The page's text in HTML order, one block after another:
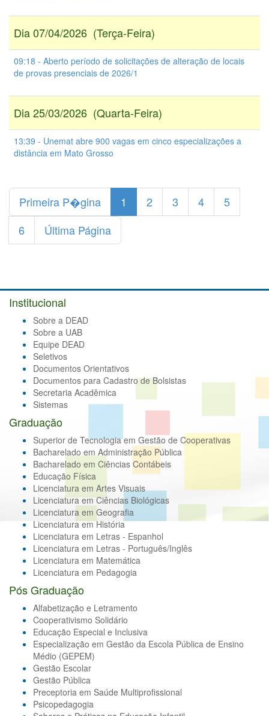
Dia 07/04/2026 (Terça-Feira)
09:18 - Aberto período de solicitações de alteração de locais
de provas presenciais de 2026/1
Dia 25/03/2026 (Quarta-Feira)
13:39 - Unemat abre 900 vagas em cinco especializações a
distância em Mato Grosso
Primeira P�gina 1 2 3 4
5
6
Última Página
Institucional
Sobre a DEAD
Sobre a UAB
Equipe DEAD
Seletivos
Documentos Orientativos
Documentos para Cadastro de Bolsistas
Secretaria Acadêmica
Sistemas
Graduação
Superior de Tecnologia em Gestão de Cooperativas
Bacharelado em Administração Pública
Bacharelado em Ciências Contábeis
Educação Física
Licenciatura em Artes Visuais
Licenciatura em Ciências Biológicas
Licenciatura em Geografia
Licenciatura em História
Licenciatura em Letras - Espanhol
Licenciatura em Letras - Português/Inglês
Licenciatura em Matemática
Licenciatura em Pedagogia
Pós Graduação
Alfabetização e Letramento
Cooperativismo Solidário
Educação Especial e Inclusiva
Especialização em Gestão da Escola Pública de Ensino
Médio (GEPEM)
Gestão Escolar
Gestão Pública
Preceptoria em Saúde Multiprofissional
Psicopedagogia